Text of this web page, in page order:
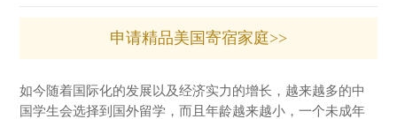
申请精品美国寄宿家庭>>
如今随着国际化的发展以及经济实力的增长，越来越多的中
国学生会选择到国外留学，而且年龄越来越小，一个未成年